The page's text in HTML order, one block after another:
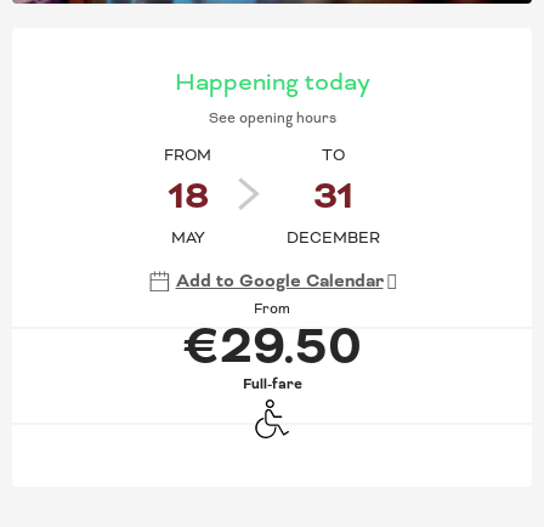
OPENING HOURS &
Happening today
See opening hours
FROM
18
MAY
TO
31
DECEMBER
Add to Google Calendar
From
€29.50
Full-fare
Disabled access